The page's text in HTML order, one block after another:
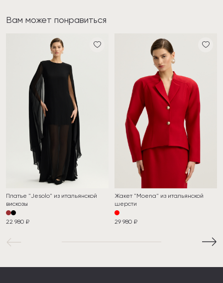
Вам может понравиться
Платье "Jesolo" из итальянской
вискозы
22 980 ₽
Жакет "Moena" из итальянской
шерсти
29 980 ₽